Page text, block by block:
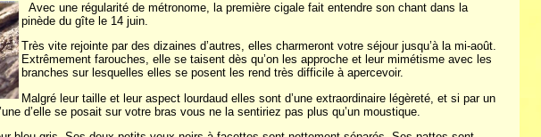
Avec une régularité de métronome, la première cigale fait entendre son chant dans la
pinède du gîte le 14 juin.
Très vite rejointe par des dizaines d’autres, elles charmeront votre séjour jusqu’à la mi-août.
Extrêmement farouches, elle se taisent dès qu’on les approche et leur mimétisme avec les
branches sur lesquelles elles se posent les rend très difficile à apercevoir.
Malgré leur taille et leur aspect lourdaud elles sont d’une extraordinaire légèreté, et si par un
d’elle se posait sur votre bras vous ne la sentiriez pas plus qu’un moustique.